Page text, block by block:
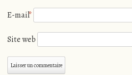
E-mail*
Site web